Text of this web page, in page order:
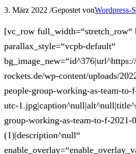
3. März 2022 /Gepostet vonWordpress-
[vc_row full_width=“stretch_row“
parallax_style=“vcpb-default“
rockets.de/wp-content/uploads/
people-group-working-as-team-
utc-
group-working-as-team-to-f-2021-
(1)|description^null“